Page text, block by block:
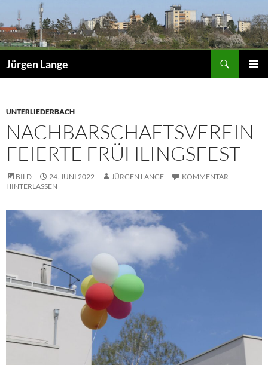
Inhalt
springen
Jürgen Lange
UNTERLIEDERBACH
NACHBARSCHAFTSVEREIN
FEIERTE FRÜHLINGSFEST
BILD 24. JUNI 2022 JÜRGEN LANGE
KOMMENTAR
HINTERLASSEN